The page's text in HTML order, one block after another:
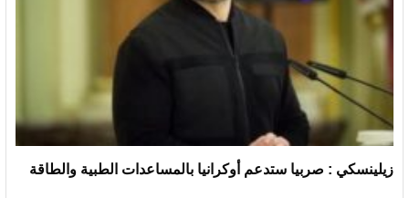
زيلينسكي : صربيا ستدعم أوكرانيا بالمساعدات الطبية والطاقة